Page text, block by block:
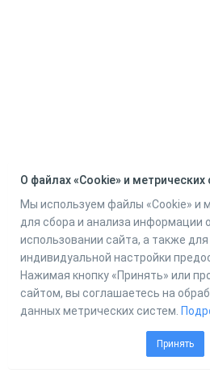
О файлах «Cookie» и метрических
Мы используем файлы «Cookie» и
для сбора и анализа информации
использовании сайта, а также
индивидуальной настройки
Нажимая кнопку «Принять» или
сайтом, вы соглашаетесь на
данных метрических систем.
Принять